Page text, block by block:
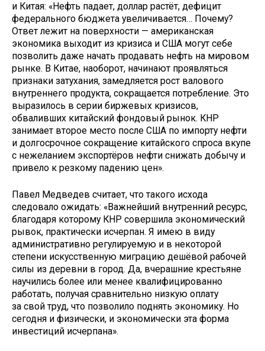
и Китая: «Нефть падает, доллар растёт, дефицит
федерального бюджета увеличивается… Почему?
Ответ лежит на поверхности — американская
экономика выходит из кризиса и США могут себе
позволить даже начать продавать нефть на мировом
рынке. В Китае, наоборот, начинают проявляться
признаки затухания, замедляется рост валового
внутреннего продукта, сокращается потребление. Это
выразилось в серии биржевых кризисов,
обваливших китайский фондовый рынок. КНР
занимает второе место после США по импорту нефти
и долгосрочное сокращение китайского спроса вкупе
с нежеланием экспортёров нефти снижать добычу и
привело к резкому падению цен».
Павел Медведев считает, что такого исхода
следовало ожидать: «Важнейший внутренний ресурс,
благодаря которому КНР совершила экономический
рывок, практически исчерпан. Я имею в виду
административно регулируемую и в некоторой
степени искусственную миграцию дешёвой рабочей
силы из деревни в город. Да, вчерашние крестьяне
научились более или менее квалифицированно
работать, получая сравнительно низкую оплату
за свой труд, что позволило поднять экономику. Но
сегодня и физически, и экономически эта форма
инвестиций исчерпана».